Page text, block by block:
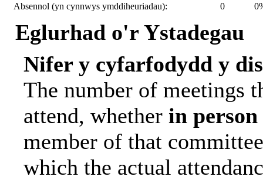
Absennol (yn cynnwys ymddiheuriadau):
0
Eglurhad o'r Ystadegau
Nifer y cyfarfodydd y
The number of meetings
attend, whether in person
member of that
which the actual